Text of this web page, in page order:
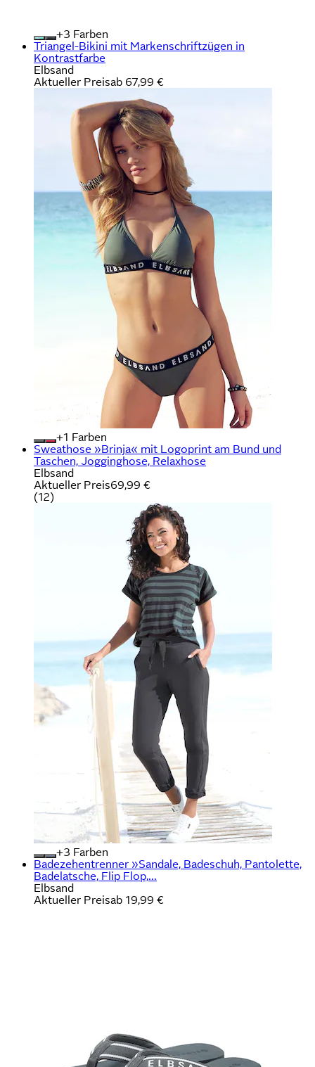
+
Farben
Triangel-Bikini mit Markenschriftzügen in
Kontrastfarbe
Elbsand
Aktueller Preisab 67,99 €
+
Farben
Sweathose »Brinja« mit Logoprint am Bund und
Taschen, Jogginghose, Relaxhose
Elbsand
Aktueller Preis69,99 €
(12)
+
Farben
Badezehentrenner »Sandale, Badeschuh, Pantolette,
Badelatsche, Flip Flop,...
Elbsand
Aktueller Preisab 19,99 €